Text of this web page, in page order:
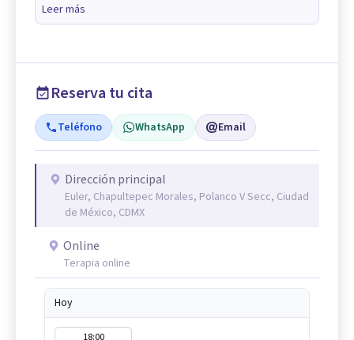
Leer más
Reserva tu cita
Teléfono WhatsApp Email
Dirección principal
Euler, Chapultepec Morales, Polanco V Secc, Ciudad
de México, CDMX
Online
Terapia online
Hoy